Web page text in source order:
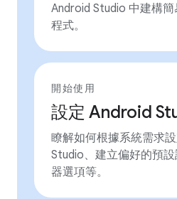
Android Studio 中建構
程式。
開始使用
設定 Android
瞭解如何根據系統需求
Studio、建立偏好的預
器選項等。